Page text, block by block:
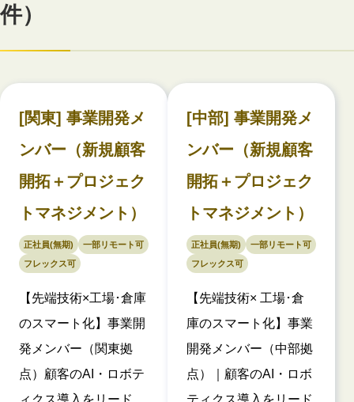
件）
[関東] 事業開発メ
ンバー（新規顧客
開拓＋プロジェク
トマネジメント）
正社員(無期)
一部リモート可
フレックス可
【先端技術×工場･倉庫
のスマート化】事業開
発メンバー（関東拠
点）顧客のAI・ロボテ
ィクス導入をリード
[中部] 事業開発メ
ンバー（新規顧客
開拓＋プロジェク
トマネジメント）
正社員(無期)
一部リモート可
フレックス可
【先端技術× 工場･倉
庫のスマート化】事業
開発メンバー（中部拠
点）｜顧客のAI・ロボ
ティクス導入をリード